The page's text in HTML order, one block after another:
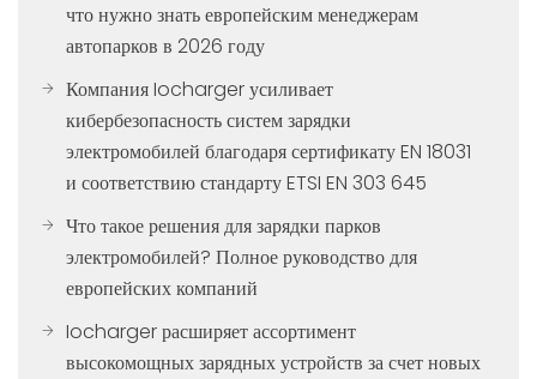
что нужно знать европейским менеджерам
автопарков в 2026 году
Компания Iocharger усиливает
кибербезопасность систем зарядки
электромобилей благодаря сертификату EN 18031
и соответствию стандарту ETSI EN 303 645
Что такое решения для зарядки парков
электромобилей? Полное руководство для
европейских компаний
Iocharger расширяет ассортимент
высокомощных зарядных устройств за счет новых